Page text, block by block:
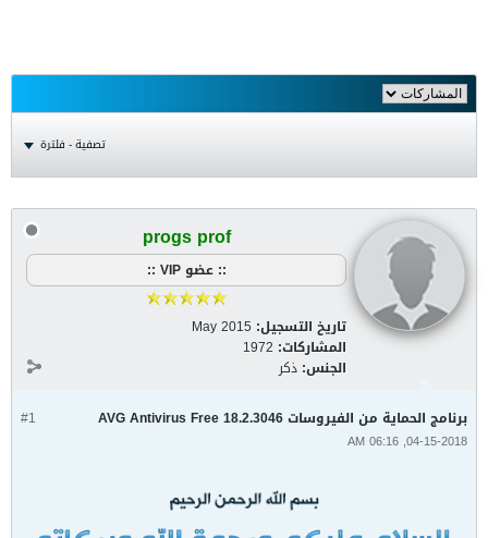
تصفية - فلترة
progs prof
:: عضو VIP ::
تاريخ التسجيل: May 2015
المشاركات: 1972
الجنس: ذكر
#1 برنامج الحماية من الفيروسات AVG Antivirus Free 18.2.3046
04-15-2018, 06:16 AM